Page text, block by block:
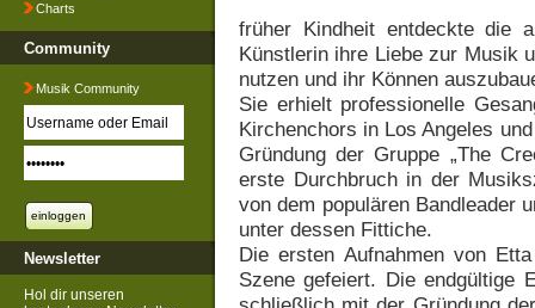
Charts
Community
Musik Community
Newsletter
Hol dir unseren
früher Kindheit entdeckte die
Künstlerin ihre Liebe zur Musik
nutzen und ihr Können
Sie erhielt professionelle
Kirchenchors in Los Angeles
Gründung der Gruppe „The
erste Durchbruch in der
von dem populären Bandleader
unter dessen Fittiche.
Die ersten Aufnahmen von
Szene gefeiert. Die endgültige